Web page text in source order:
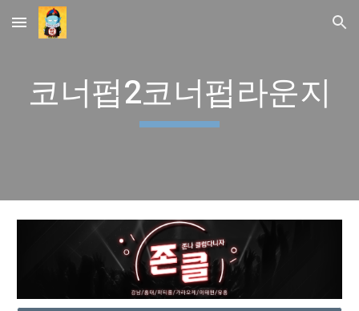
Skip to main content Skip to navigation
코너펍2코너펍라운지